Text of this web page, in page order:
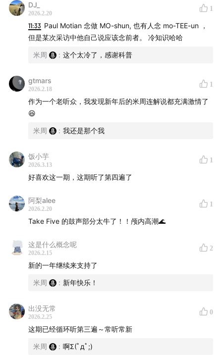
扫码开启法国之旅
节目中提到的专辑：
《Kind of Blue》 – Miles Davis
《Everybody Digs Bill Evans》 – Bill Evans
《The Shape of Jazz to Come》 – Ornette Coleman
《Time Out》 – Dave Brubeck
《Mingus Ah Um》 – Charles Mingus
Playlist of the Show:
03:54 So What – Miles Davis
Tenderly – Bill Evans
Witchcraft – Bill Evans
DJ_
2026.2.20
1
11:33
但是某次采访中他自己说应该念前者。 冷知识哈哈
米周 : 这个太冷了，感谢科普
gtmars
2026.2.18
1
作为一个老听众，我发现新年后的米周连解说都充满激情了
😆
米周 : 我还是那个我
饭小芋
2026.3.13
1
好喜欢这一期，这期听了第四遍了
阿梨alee
2026.2.20
1
Take Five 的鼓声部分太牛了！！颅内高潮🌊
这是什么概念呢
2026.2.15
2
新的一年继续来支持了
米周 : 新年快乐！
出没无常
2026.2.25
0
这期已经循环听第三遍～常听常新
米周 : 啊Σ(ﾟдﾟ;)